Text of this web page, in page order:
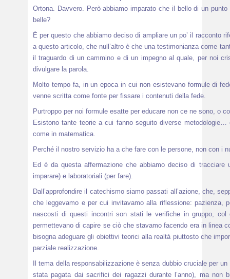
Ortona. Davvero. Però abbiamo imparato che il bello di un
belle?
È per questo che abbiamo deciso di ampliare un po’ il racconto
a questo articolo, che null’altro è che una testimonianza come
il traguardo di un cammino e di un impegno al quale, per noi
divulgare la parola.
Molto tempo fa, in un epoca in cui non esistevano formule di
venne scritta come fonte per fissare i contenuti della fede.
Purtroppo per noi formule esatte per educare non ce ne sono, o
Esistono tante teorie a cui fanno seguito diverse
come in matematica.
Perché il nostro servizio ha a che fare con le persone, non con i
Ed è da questa affermazione che abbiamo deciso di
imparare) e laboratoriali (per fare).
Dall’approfondire il catechismo siamo passati all’azione, che,
che leggevamo e per cui invitavamo alla riflessione: pazienza,
nascosti di questi incontri son stati le verifiche in gruppo,
permettevano di capire se ciò che stavamo facendo era in linea
bisogna adeguare gli obiettivi teorici alla realtà piuttosto che
parziale realizzazione.
Il tema della responsabilizzazione è senza dubbio cruciale per
stata pagata dai sacrifici dei ragazzi durante l’anno), ma non